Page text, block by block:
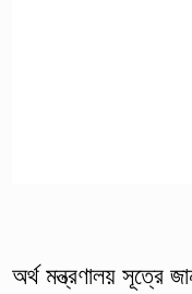
অর্থ মন্ত্রণালয় সূত্রে